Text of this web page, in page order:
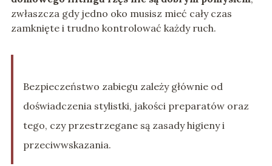
zwłaszcza gdy jedno oko musisz mieć cały czas
zamknięte i trudno kontrolować każdy ruch.
Bezpieczeństwo zabiegu zależy głównie od
doświadczenia stylistki, jakości preparatów oraz
tego, czy przestrzegane są zasady higieny i
przeciwwskazania.